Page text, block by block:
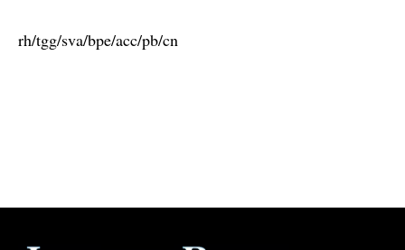
rh/tgg/sva/bpe/acc/pb/cn